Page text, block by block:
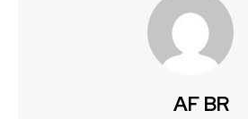
AF BR